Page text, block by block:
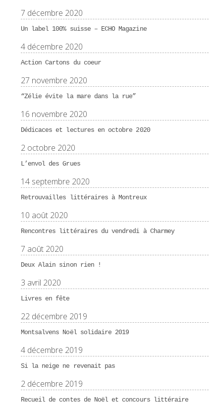
7 décembre 2020
Un label 100% suisse – ECHO Magazine
4 décembre 2020
Action Cartons du coeur
27 novembre 2020
“Zélie évite la mare dans la rue”
16 novembre 2020
Dédicaces et lectures en octobre 2020
2 octobre 2020
L’envol des Grues
14 septembre 2020
Retrouvailles littéraires à Montreux
10 août 2020
Rencontres littéraires du vendredi à Charmey
7 août 2020
Deux Alain sinon rien !
3 avril 2020
Livres en fête
22 décembre 2019
Montsalvens Noël solidaire 2019
4 décembre 2019
Si la neige ne revenait pas
2 décembre 2019
Recueil de contes de Noël et concours littéraire